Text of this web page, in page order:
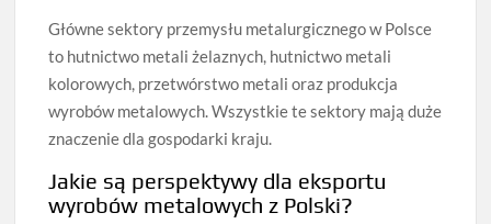
Główne sektory przemysłu metalurgicznego w Polsce
to hutnictwo metali żelaznych, hutnictwo metali
kolorowych, przetwórstwo metali oraz produkcja
wyrobów metalowych. Wszystkie te sektory mają duże
znaczenie dla gospodarki kraju.
Jakie są perspektywy dla eksportu
wyrobów metalowych z Polski?